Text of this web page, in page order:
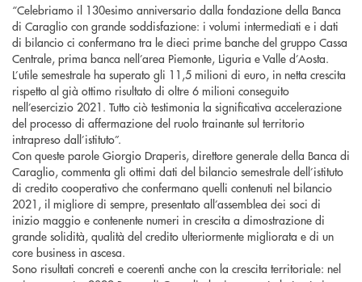
“Celebriamo il 130esimo anniversario dalla fondazione della Banca
di Caraglio con grande soddisfazione: i volumi intermediati e i dati
di bilancio ci confermano tra le dieci prime banche del gruppo Cassa
Centrale, prima banca nell’area Piemonte, Liguria e Valle d’Aosta.
L’utile semestrale ha superato gli 11,5 milioni di euro, in netta crescita
rispetto al già ottimo risultato di oltre 6 milioni conseguito
nell’esercizio 2021. Tutto ciò testimonia la significativa accelerazione
del processo di affermazione del ruolo trainante sul territorio
intrapreso dall’istituto”.
Con queste parole Giorgio Draperis, direttore generale della Banca di
Caraglio, commenta gli ottimi dati del bilancio semestrale dell’istituto
di credito cooperativo che confermano quelli contenuti nel bilancio
2021, il migliore di sempre, presentato all’assemblea dei soci di
inizio maggio e contenente numeri in crescita a dimostrazione di
grande solidità, qualità del credito ulteriormente migliorata e di un
core business in ascesa.
Sono risultati concreti e coerenti anche con la crescita territoriale: nel